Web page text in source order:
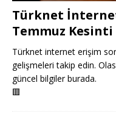
Türknet
Temmuz
Türknet internet erişim
gelişmeleri takip edin.
güncel bilgiler burada.
🟥